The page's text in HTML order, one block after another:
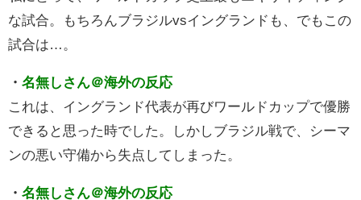
な試合。もちろんブラジルvsイングランドも、でもこの
試合は…。
・ 名無しさん＠海外の反応
これは、イングランド代表が再びワールドカップで優勝
できると思った時でした。しかしブラジル戦で、シーマ
ンの悪い守備から失点してしまった。
・ 名無しさん＠海外の反応